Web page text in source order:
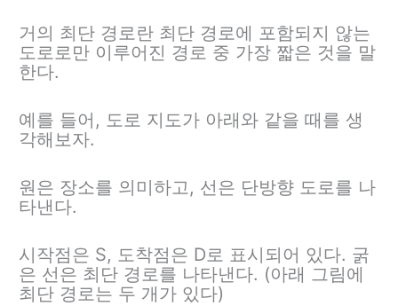
거의 최단 경로란 최단 경로에 포함되지 않는
도로로만 이루어진 경로 중 가장 짧은 것을 말
한다.
예를 들어, 도로 지도가 아래와 같을 때를 생
각해보자.
원은 장소를 의미하고, 선은 단방향 도로를 나
타낸다.
시작점은 S, 도착점은 D로 표시되어 있다. 굵
은 선은 최단 경로를 나타낸다. (아래 그림에
최단 경로는 두 개가 있다)